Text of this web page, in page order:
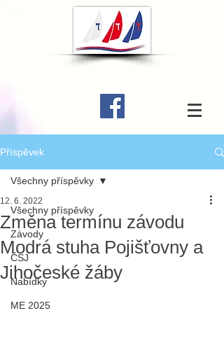
Příspěvek
Všechny příspěvky
Závody
ČSJ
Nabídky
ME 2025
Všechny příspěvky
Změna termínu závodu
Modrá stuha Pojišťovny a
Jihočeské žáby
12. 6. 2022